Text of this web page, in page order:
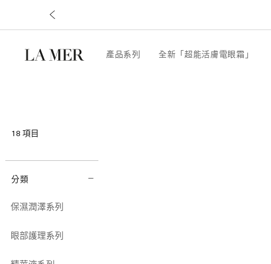
產品系列 全新「超能活膚電眼霜」
18項目
分類
保濕潤澤系列
眼部護理系列